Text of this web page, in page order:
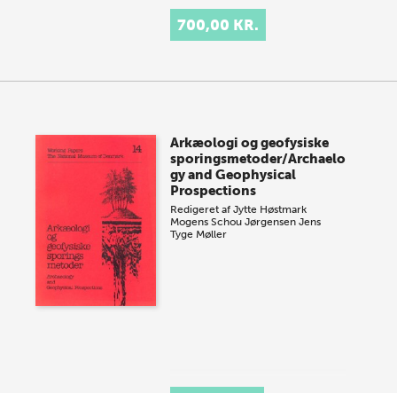
700,00 KR.
Arkæologi og geofysiske
sporingsmetoder/Archaelo
gy and Geophysical
Prospections
Redigeret afJytte Høstmark
Mogens Schou Jørgensen Jens
Tyge Møller